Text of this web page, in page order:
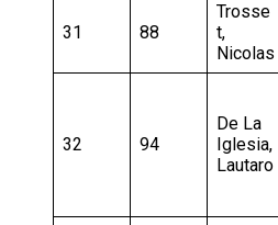
31 88
Trosse
t,
Nicolas
32 94
De La
Iglesia,
Lautaro